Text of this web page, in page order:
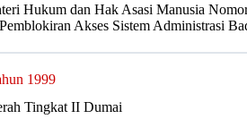
Hukum dan Hak Asasi Manusia
Akses Sistem Administrasi
1999
Tingkat II Dumai